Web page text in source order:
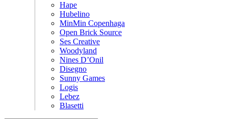
Hape
Hubelino
MinMin Copenhaga
Open Brick Source
Ses Creative
Woodyland
Nines D’Onil
Disegno
Sunny Games
Logis
Lebez
Blasetti